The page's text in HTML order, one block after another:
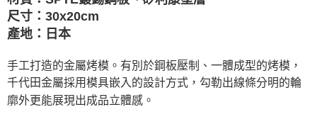
尺寸：30x20cm
產地：日本
手工打造的金屬烤模。有別於鋼板壓制、一體成型的烤模，
千代田金屬採用模具嵌入的設計方式，勾勒出線條分明的輪
廓外更能展現出成品立體感。